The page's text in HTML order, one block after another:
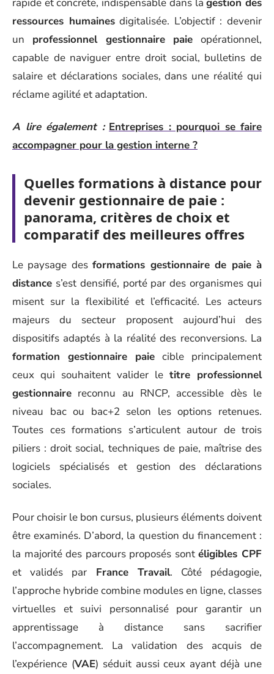
ressources humainesdigitalisée. L’objectif : devenir
un professionnel gestionnaire paie opérationnel,
capable de naviguer entre droit social, bulletins de
salaire et déclarations sociales, dans une réalité qui
réclame agilité et adaptation.
A lire également : Entreprises : pourquoi se faire
accompagner pour la gestion interne ?
Quelles formations à distance pour
devenir gestionnaire de paie :
panorama, critères de choix et
comparatif des meilleures offres
Le paysage desformations gestionnaire de paie à
distance s’est densifié, porté par des organismes qui
misent sur la flexibilité et l’efficacité. Les acteurs
majeurs du secteur proposent aujourd’hui des
dispositifs adaptés à la réalité des reconversions. La
formation gestionnaire paie cible principalement
ceux qui souhaitent valider le titre professionnel
gestionnaire reconnu au RNCP, accessible dès le
niveau bac ou bac+2 selon les options retenues.
Toutes ces formations s’articulent autour de trois
piliers : droit social, techniques de paie, maîtrise des
logiciels spécialisés et gestion des déclarations
sociales.
Pour choisir le bon cursus, plusieurs éléments doivent
être examinés. D’abord, la question du financement :
la majorité des parcours proposés sontéligibles CPF
et validés par France Travail. Côté pédagogie,
l’approche hybride combine modules en ligne, classes
virtuelles et suivi personnalisé pour garantir un
apprentissage à distance sans sacrifier
l’accompagnement. La validation des acquis de
l’expérience (VAE) séduit aussi ceux ayant déjà une